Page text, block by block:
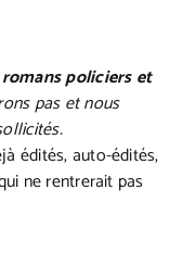
policiers et
pas etnous
édités, auto-édités,
ne rentrerait pas